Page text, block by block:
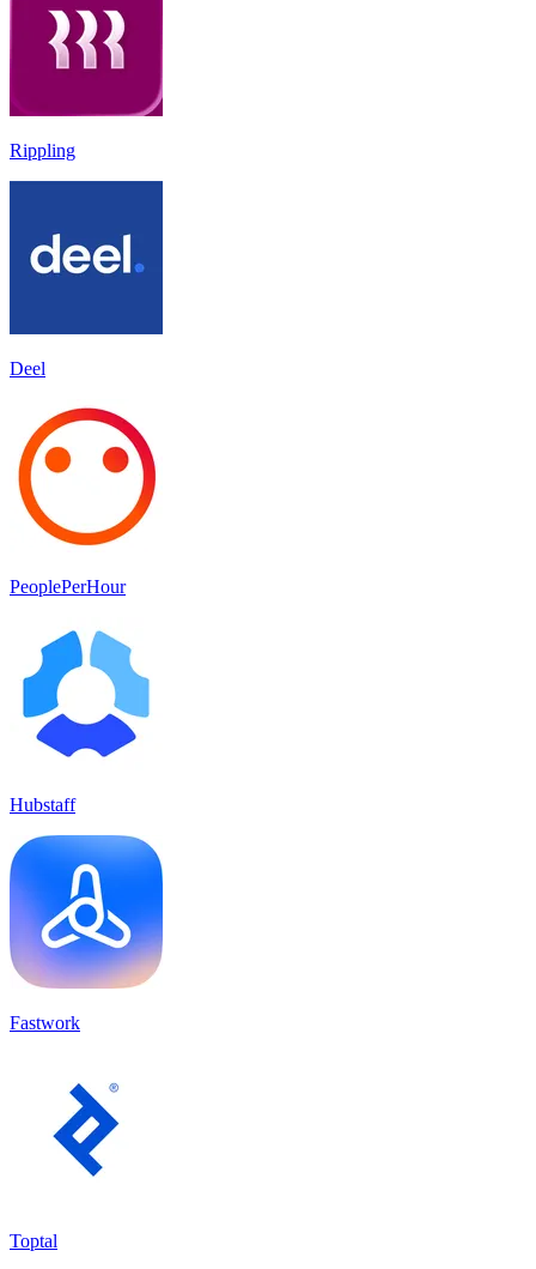
Rippling
Deel
PeoplePerHour
Hubstaff
Fastwork
Toptal